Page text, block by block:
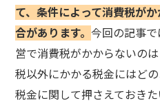
て、条件によって消費税が
合があります。今回の記事
営で消費税がかからないの
税以外にかかる税金にはど
税金に関して押さえておきた